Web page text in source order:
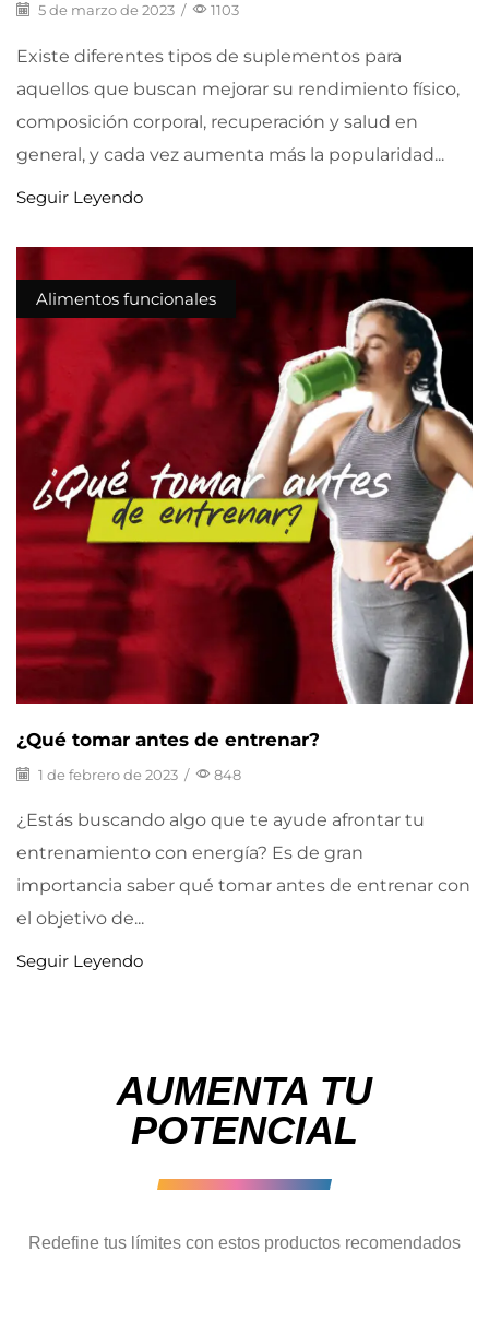
5 de marzo de 2023 / 1103
Existe diferentes tipos de suplementos para
aquellos que buscan mejorar su rendimiento físico,
composición corporal, recuperación y salud en
general, y cada vez aumenta más la popularidad...
Seguir Leyendo
Alimentos funcionales
¿Qué tomar antes de entrenar?
1 de febrero de 2023 / 848
¿Estás buscando algo que te ayude afrontar tu
entrenamiento con energía? Es de gran
importancia saber qué tomar antes de entrenar con
el objetivo de...
Seguir Leyendo
AUMENTA TU
POTENCIAL
Redefine tus límites con estos productos recomendados